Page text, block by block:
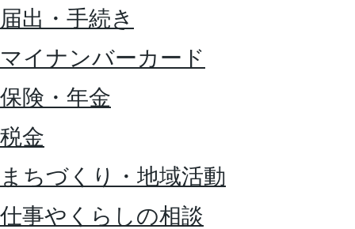
届出・手続き
マイナンバーカード
保険・年金
税金
まちづくり・地域活動
仕事やくらしの相談